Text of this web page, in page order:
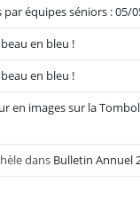
équipes séniors : 05/
beau en bleu !
beau en bleu !
en images sur la
dans Bulletin Annuel